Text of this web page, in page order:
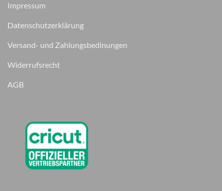
Impressum
Datenschutzerklärung
Versand- und Zahlungsbedinungen
Widerrufsrecht
AGB